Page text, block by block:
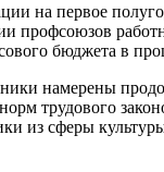
на первое
профсоюзов
бюджета в
намерены
трудового
из сферы